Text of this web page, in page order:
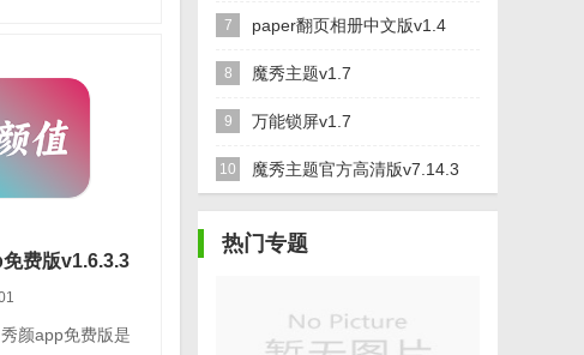
平台：安卓
面
语言：简体中文
费版v1.6.3.3
秀颜app免费版是
7 paper翻页相册中文版v1.4
8 魔秀主题v1.7
9 万能锁屏v1.7
10 魔秀主题官方高清版v7.14.3
热门专题